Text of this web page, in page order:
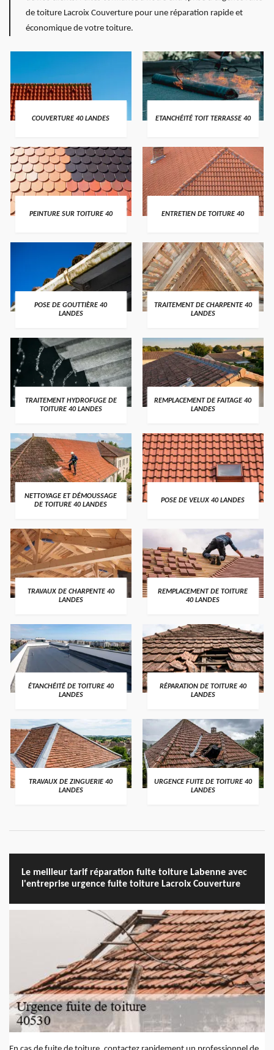
de toiture Lacroix Couverture pour une réparation rapide et
économique de votre toiture.
COUVERTURE 40 LANDES ETANCHÉITÉ TOIT TERRASSE 40
PEINTURE SUR TOITURE 40 ENTRETIEN DE TOITURE 40
POSE DE GOUTTIÈRE 40
LANDES
TRAITEMENT DE CHARPENTE 40
LANDES
TRAITEMENT HYDROFUGE DE
TOITURE 40 LANDES
REMPLACEMENT DE FAITAGE 40
LANDES
NETTOYAGE ET DÉMOUSSAGE
DE TOITURE 40 LANDES
POSE DE VELUX 40 LANDES
TRAVAUX DE CHARPENTE 40
LANDES
REMPLACEMENT DE TOITURE
40 LANDES
ÉTANCHÉITÉ DE TOITURE 40
LANDES
RÉPARATION DE TOITURE 40
LANDES
TRAVAUX DE ZINGUERIE 40
LANDES
URGENCE FUITE DE TOITURE 40
LANDES
Le meilleur tarif réparation fuite toiture Labenne avec
l'entreprise urgence fuite toiture Lacroix Couverture